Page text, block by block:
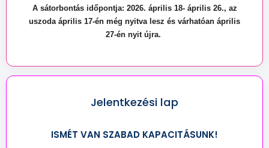
A sátorbontás időpontja: 2026. április 18- április 26., az
uszoda április 17-én még nyitva lesz és várhatóan április
27-én nyit újra.
Jelentkezési lap
ISMÉT VAN SZABAD KAPACITÁSUNK!